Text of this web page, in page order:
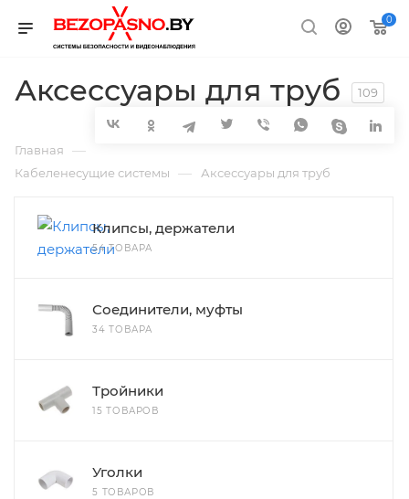
0
Аксессуары для труб 109
Главная —
Кабеленесущие системы — Аксессуары для труб
Клипсы, держатели
54 ТОВАРА
Соединители, муфты
34 ТОВАРА
Тройники
15 ТОВАРОВ
Уголки
5 ТОВАРОВ